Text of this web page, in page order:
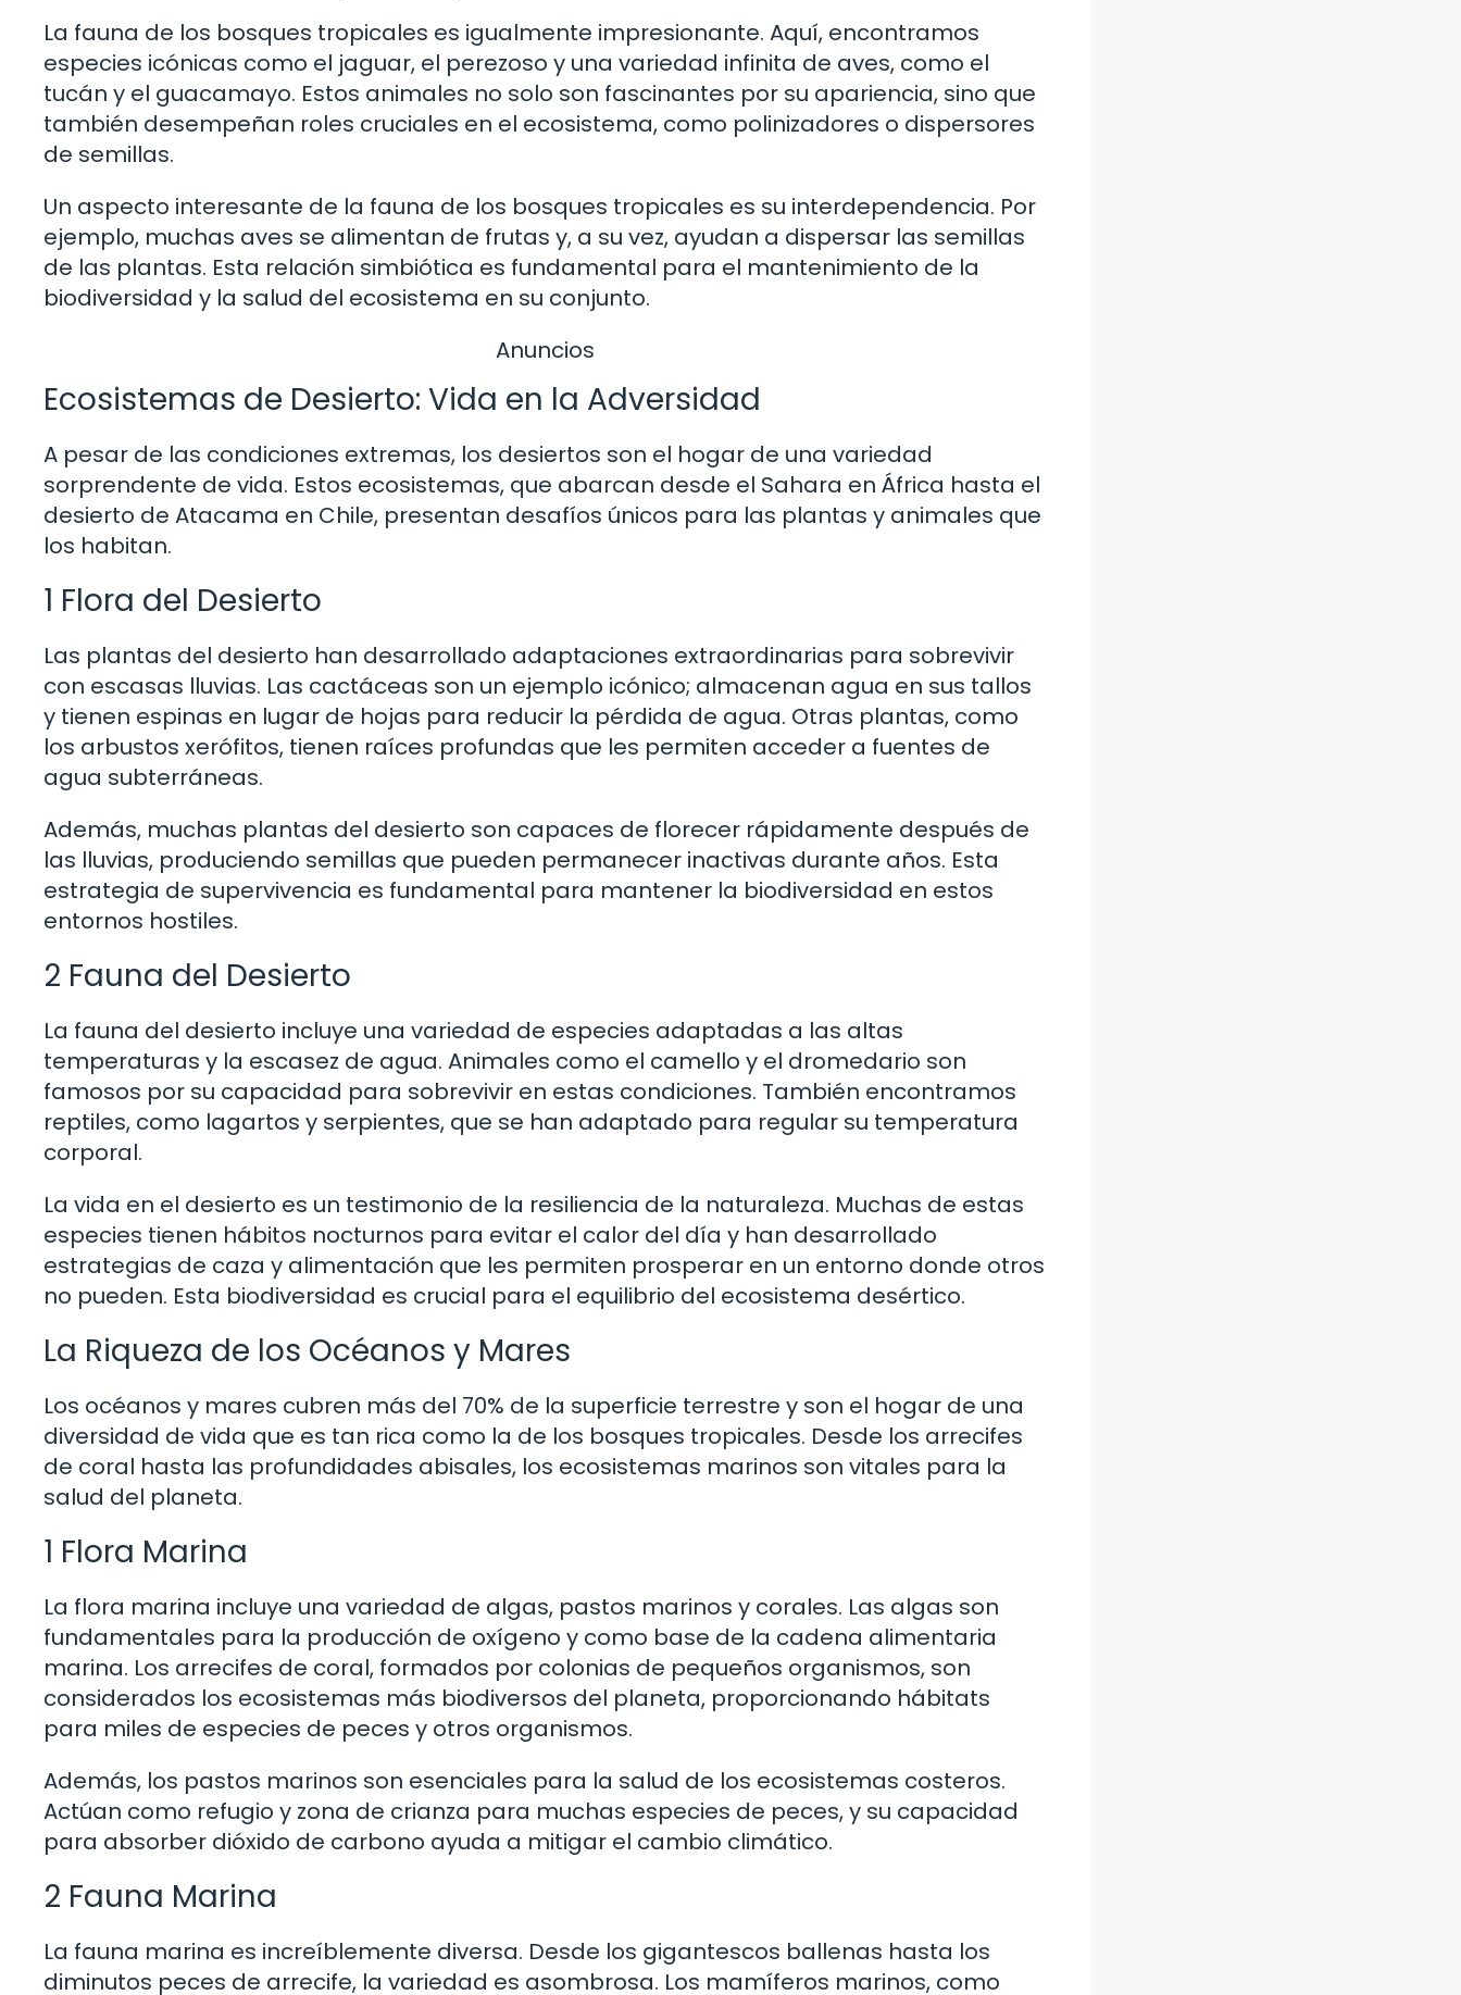
La fauna de los bosques tropicales es igualmente impresionante. Aquí, encontramos
especies icónicas como el jaguar, el perezoso y una variedad infinita de aves, como el
tucán y el guacamayo. Estos animales no solo son fascinantes por su apariencia, sino que
también desempeñan roles cruciales en el ecosistema, como polinizadores o dispersores
de semillas.
Un aspecto interesante de la fauna de los bosques tropicales es su interdependencia. Por
ejemplo, muchas aves se alimentan de frutas y, a su vez, ayudan a dispersar las semillas
de las plantas. Esta relación simbiótica es fundamental para el mantenimiento de la
biodiversidad y la salud del ecosistema en su conjunto.
Anuncios
Ecosistemas de Desierto: Vida en la Adversidad
A pesar de las condiciones extremas, los desiertos son el hogar de una variedad
sorprendente de vida. Estos ecosistemas, que abarcan desde el Sahara en África hasta el
desierto de Atacama en Chile, presentan desafíos únicos para las plantas y animales que
los habitan.
1 Flora del Desierto
Las plantas del desierto han desarrollado adaptaciones extraordinarias para sobrevivir
con escasas lluvias. Las cactáceas son un ejemplo icónico; almacenan agua en sus tallos
y tienen espinas en lugar de hojas para reducir la pérdida de agua. Otras plantas, como
los arbustos xerófitos, tienen raíces profundas que les permiten acceder a fuentes de
agua subterráneas.
Además, muchas plantas del desierto son capaces de florecer rápidamente después de
las lluvias, produciendo semillas que pueden permanecer inactivas durante años. Esta
estrategia de supervivencia es fundamental para mantener la biodiversidad en estos
entornos hostiles.
2 Fauna del Desierto
La fauna del desierto incluye una variedad de especies adaptadas a las altas
temperaturas y la escasez de agua. Animales como el camello y el dromedario son
famosos por su capacidad para sobrevivir en estas condiciones. También encontramos
reptiles, como lagartos y serpientes, que se han adaptado para regular su temperatura
corporal.
La vida en el desierto es un testimonio de la resiliencia de la naturaleza. Muchas de estas
especies tienen hábitos nocturnos para evitar el calor del día y han desarrollado
estrategias de caza y alimentación que les permiten prosperar en un entorno donde otros
no pueden. Esta biodiversidad es crucial para el equilibrio del ecosistema desértico.
La Riqueza de los Océanos y Mares
Los océanos y mares cubren más del 70% de la superficie terrestre y son el hogar de una
diversidad de vida que es tan rica como la de los bosques tropicales. Desde los arrecifes
de coral hasta las profundidades abisales, los ecosistemas marinos son vitales para la
salud del planeta.
1 Flora Marina
La flora marina incluye una variedad de algas, pastos marinos y corales. Las algas son
fundamentales para la producción de oxígeno y como base de la cadena alimentaria
marina. Los arrecifes de coral, formados por colonias de pequeños organismos, son
considerados los ecosistemas más biodiversos del planeta, proporcionando hábitats
para miles de especies de peces y otros organismos.
Además, los pastos marinos son esenciales para la salud de los ecosistemas costeros.
Actúan como refugio y zona de crianza para muchas especies de peces, y su capacidad
para absorber dióxido de carbono ayuda a mitigar el cambio climático.
2 Fauna Marina
La fauna marina es increíblemente diversa. Desde los gigantescos ballenas hasta los
diminutos peces de arrecife, la variedad es asombrosa. Los mamíferos marinos, como